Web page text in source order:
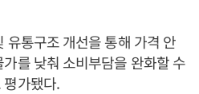
유통구조 개선을 통해 가격 안
를 낮춰 소비부담을 완화할 수
가됐다.